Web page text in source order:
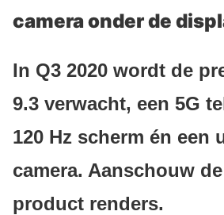
camera onder de
In Q3 2020 wordt de
9.3 verwacht, een 5G
120 Hz scherm én een
camera. Aanschouw
product renders.